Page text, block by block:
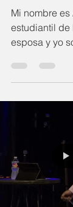
Mi nombre
estudiantil de
esposa y yo